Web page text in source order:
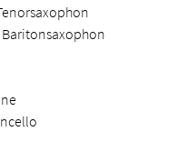
Baritonsaxophon